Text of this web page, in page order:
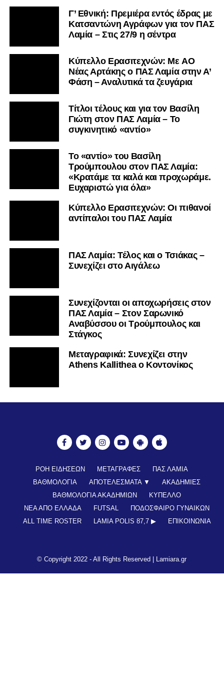
Γ’ Εθνική: Πρεμιέρα εντός έδρας με
Κατσαντώνη Αγράφων για τον ΠΑΣ
Λαμία – Στις 27/9 η σέντρα
Kύπελλο Ερασιτεχνών: Με AO
Nέας Αρτάκης ο ΠΑΣ Λαμία στην Α’
Φάση – Αναλυτικά τα ζευγάρια
Τίτλοι τέλους και για τον Βασίλη
Γιώτη στον ΠΑΣ Λαμία – Το
συγκινητικό «αντίο»
Το «αντίο» του Βασίλη
Τρούμπουλου στον ΠΑΣ Λαμία:
«Κρατάμε τα καλά και προχωράμε.
Ευχαριστώ για όλα»
Κύπελλο Ερασιτεχνών: Οι πιθανοί
αντίπαλοι του ΠΑΣ Λαμία
ΠΑΣ Λαμία: Τέλος και ο Τσιάκας –
Συνεχίζει στο Αιγάλεω
Συνεχίζονται οι αποχωρήσεις στον
ΠΑΣ Λαμία – Στον Σαρωνικό
Αναβύσσου οι Τρούμπουλος και
Στάγκος
Mεταγραφικά: Συνεχίζει στην
Athens Kallithea ο Κοντονίκος
ΡΟΗ ΕΙΔΗΣΕΩΝ ΜΕΤΑΓΡΑΦΕΣ
ΠΑΣ ΛΑΜΙΑ
ΒΑΘΜΟΛΟΓΙΑ
ΑΠΟΤΕΛΕΣΜΑΤΑ ▼
ΑΚΑΔΗΜΙΕΣ
ΒΑΘΜΟΛΟΓΙΑ ΑΚΑΔΗΜΙΩΝ
ΚΥΠΕΛΛΟ
ΝΕΑ ΑΠΟ ΕΛΛΑΔΑ
FUTSAL
ΠΟΔΟΣΦΑΙΡΟ ΓΥΝΑΙΚΩΝ
ALL TIME ROSTER
LAMIA POLIS 87,7 ▶︎ ΕΠΙΚΟΙΝΩΝΊΑ
© Copyright 2022 - All Rights Reserved | Lamiara.gr